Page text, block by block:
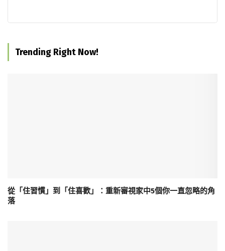
Trending Right Now!
從「住習慣」到「住喜歡」：重新審視家中5個你一直忽略的角
落